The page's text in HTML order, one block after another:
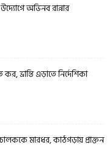
অভিনব রান্নার
ভ্রান্তি এড়াতে নির্দেশিকা
মারধর, কাঠগড়ায় প্রাক্তন